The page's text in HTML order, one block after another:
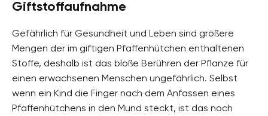
Giftstoffaufnahme
Gefährlich für Gesundheit und Leben sind größere
Mengen der im giftigen Pfaffenhütchen enthaltenen
Stoffe, deshalb ist das bloße Berühren der Pflanze für
einen erwachsenen Menschen ungefährlich. Selbst
wenn ein Kind die Finger nach dem Anfassen eines
Pfaffenhütchens in den Mund steckt, ist das noch